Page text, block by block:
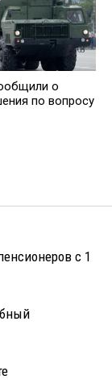
о
по вопросу
с 1